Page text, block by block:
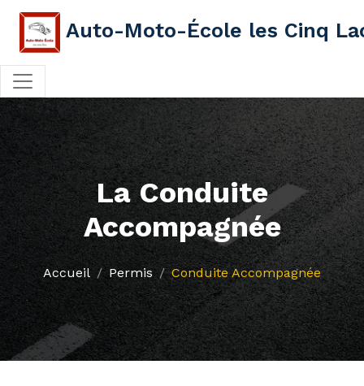
Auto-Moto-École les Cinq
La Conduite
Accompagnée
Accueil Permis Conduite Accompagnée